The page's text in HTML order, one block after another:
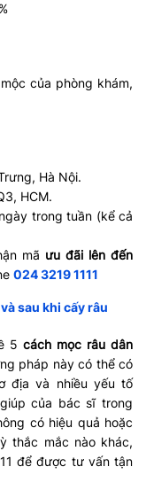
của phòng khám,
Hà Nội.
HCM.
trong tuần (kể cả
mã ưu đãi lên đến
024 3219 1111
sau khi cấy râu
5 cách mọc râu dân
pháp này có thể có
địa và nhiều yếu tố
của bác sĩ trong
có hiệu quả hoặc
thắc mắc nào khác,
để được tư vấn tận